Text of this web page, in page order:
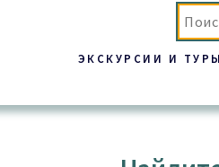
ЭКСКУРСИИ И ТУРЫ